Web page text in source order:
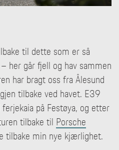
til dette som er så
her går fjell og hav sammen
har bragt oss fra Ålesund
tilbake ved havet. E39
på Festøya, og etter
tilbake til Porsche
tilbake min nye kjærlighet.